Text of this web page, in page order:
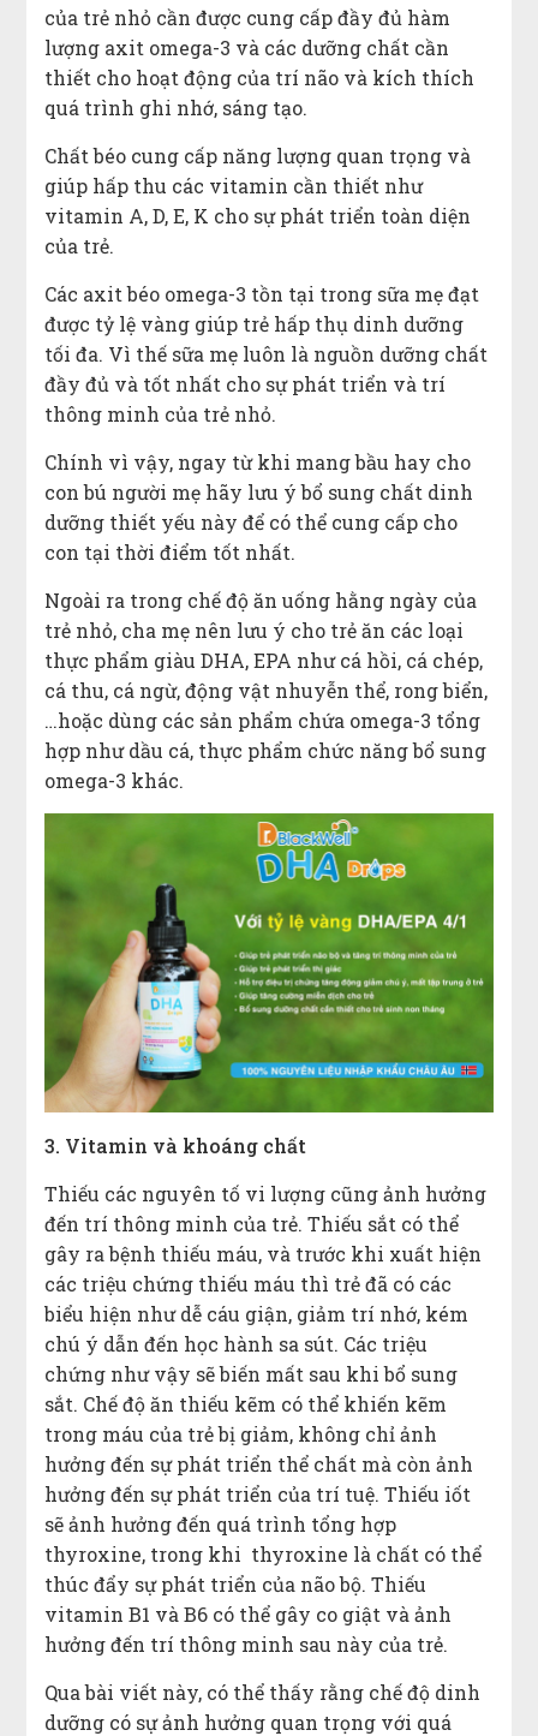
của trẻ nhỏ cần được cung cấp đầy đủ hàm
lượng axit omega-3 và các dưỡng chất cần
thiết cho hoạt động của trí não và kích thích
quá trình ghi nhớ, sáng tạo.
Chất béo cung cấp năng lượng quan trọng và
giúp hấp thu các vitamin cần thiết như
vitamin A, D, E, K cho sự phát triển toàn diện
của trẻ.
Các axit béo omega-3 tồn tại trong sữa mẹ đạt
được tỷ lệ vàng giúp trẻ hấp thụ dinh dưỡng
tối đa. Vì thế sữa mẹ luôn là nguồn dưỡng chất
đầy đủ và tốt nhất cho sự phát triển và trí
thông minh của trẻ nhỏ.
Chính vì vậy, ngay từ khi mang bầu hay cho
con bú người mẹ hãy lưu ý bổ sung chất dinh
dưỡng thiết yếu này để có thể cung cấp cho
con tại thời điểm tốt nhất.
Ngoài ra trong chế độ ăn uống hằng ngày của
trẻ nhỏ, cha mẹ nên lưu ý cho trẻ ăn các loại
thực phẩm giàu DHA, EPA như cá hồi, cá chép,
cá thu, cá ngừ, động vật nhuyễn thể, rong biển,
…hoặc dùng các sản phẩm chứa omega-3 tổng
hợp như dầu cá, thực phẩm chức năng bổ sung
omega-3 khác.
3. Vitamin và khoáng chất
Thiếu các nguyên tố vi lượng cũng ảnh hưởng
đến trí thông minh của trẻ. Thiếu sắt có thể
gây ra bệnh thiếu máu, và trước khi xuất hiện
các triệu chứng thiếu máu thì trẻ đã có các
biểu hiện như dễ cáu giận, giảm trí nhớ, kém
chú ý dẫn đến học hành sa sút. Các triệu
chứng như vậy sẽ biến mất sau khi bổ sung
sắt. Chế độ ăn thiếu kẽm có thể khiến kẽm
trong máu của trẻ bị giảm, không chỉ ảnh
hưởng đến sự phát triển thể chất mà còn ảnh
hưởng đến sự phát triển của trí tuệ. Thiếu iốt
sẽ ảnh hưởng đến quá trình tổng hợp
thyroxine, trong khi thyroxine là chất có thể
thúc đẩy sự phát triển của não bộ. Thiếu
vitamin B1 và ​​B6 có thể gây co giật và ảnh
hưởng đến trí thông minh sau này của trẻ.
Qua bài viết này, có thể thấy rằng chế độ dinh
dưỡng có sự ảnh hưởng quan trọng với quá